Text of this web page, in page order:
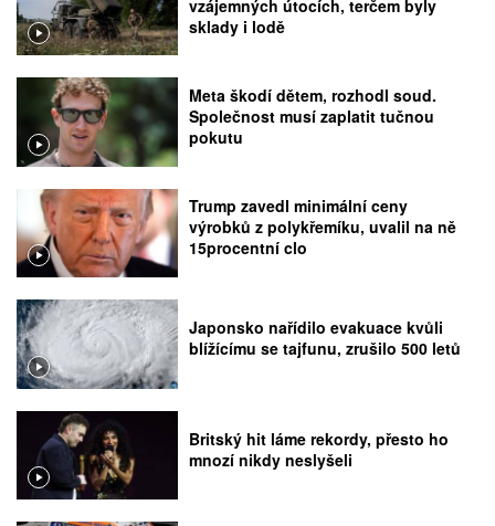
vzájemných útocích, terčem byly
sklady i lodě
Meta škodí dětem, rozhodl soud.
Společnost musí zaplatit tučnou
pokutu
Trump zavedl minimální ceny
výrobků z polykřemíku, uvalil na ně
15procentní clo
Japonsko nařídilo evakuace kvůli
blížícímu se tajfunu, zrušilo 500 letů
Britský hit láme rekordy, přesto ho
mnozí nikdy neslyšeli